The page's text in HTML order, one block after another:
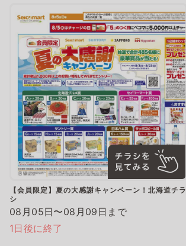
【会員限定】夏の大感謝キャンペーン！北海道チラ
シ
08月05日〜08月09日まで
1日後に終了